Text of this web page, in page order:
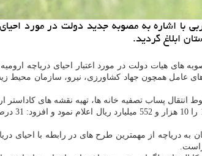
ابلاغ گردید.
های هیات دولت در مورد اعتبار احیای دریاچه ارومیه
های عامل همچون جهاد كشاورزی، نیرو، سازمان محیط
پساب تصفیه خانه ها، تهیه نقشه های كاداستر
وی میزان
به دریاچه از مهمترین طرح های در رابطه با احیای